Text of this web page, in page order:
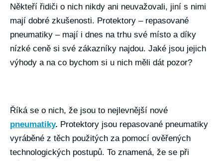
Někteří řidiči o nich nikdy ani neuvažovali, jiní s nimi
mají dobré zkušenosti. Protektory – repasované
pneumatiky – mají i dnes na trhu své místo a díky
nízké ceně si své zákazníky najdou. Jaké jsou jejich
výhody a na co bychom si u nich měli dát pozor?
Říká se o nich, že jsou to nejlevnější nové
pneumatiky. Protektory jsou repasované pneumatiky
vyráběné z těch použitých za pomocí ověřených
technologických postupů. To znamená, že se při